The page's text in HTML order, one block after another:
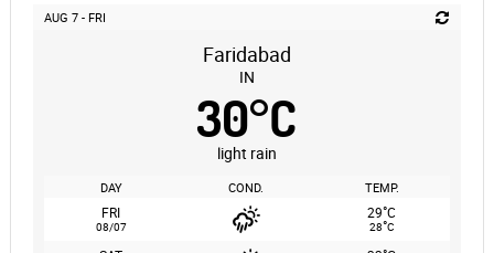
AUG 7 - FRI
Faridabad
IN
30°C
light rain
DAY COND. TEMP.
FRI
08/07
29°C
28°C